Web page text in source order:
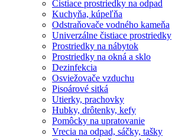
Čistiace prostriedky na odpad
Kuchyňa, kúpeľňa
Odstraňovače vodného kameňa
Univerzálne čistiace prostriedky
Prostriedky na nábytok
Prostriedky na okná a sklo
Dezinfekcia
Osviežovače vzduchu
Pisoárové sitká
Utierky, prachovky
Hubky, drôtenky, kefy
Pomôcky na upratovanie
Vrecia na odpad, sáčky, tašky